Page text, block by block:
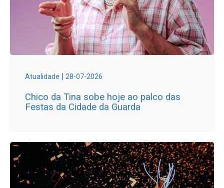
Atualidade | 28-07-2026
Chico da Tina sobe hoje ao palco das
Festas da Cidade da Guarda